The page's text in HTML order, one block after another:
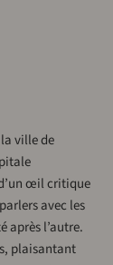
ville de
œil critique
avec les
après l’autre.
plaisantant